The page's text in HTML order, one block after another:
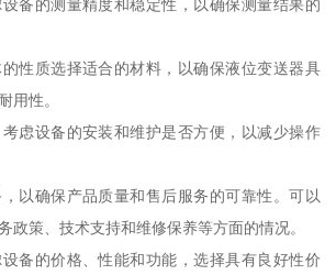
备的测量精度和稳定性，以确保测量结果的
性质选择适合的材料，以确保液位变送器具
用性。
虑设备的安装和维护是否方便，以减少操作
以确保产品质量和售后服务的可靠性。可以
政策、技术支持和维修保养等方面的情况。
备的价格、性能和功能，选择具有良好性价